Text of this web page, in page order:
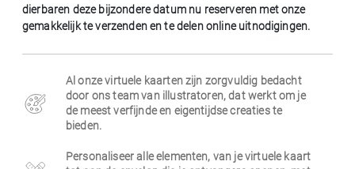
Verjaardag
Zakelijk
dierbaren deze bijzondere datum nu reserveren met onze
gemakkelijk te verzenden en te delen online uitnodigingen.
Al onze virtuele kaarten zijn zorgvuldig bedacht
door ons team van illustratoren, dat werkt om je
de meest verfijnde en eigentijdse creaties te
bieden.
Personaliseer alle elementen, van je virtuele kaart